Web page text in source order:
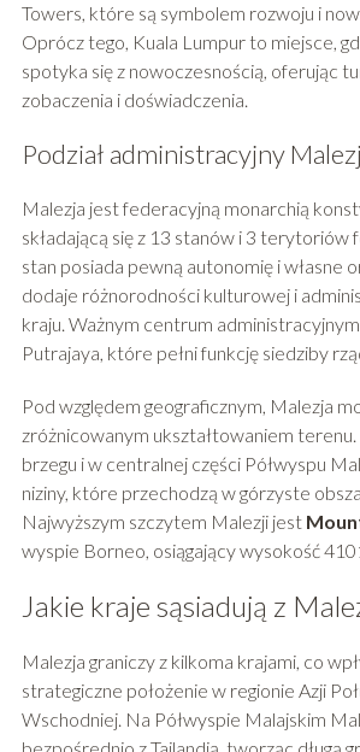
Towers, które są symbolem rozwoju i
Oprócz tego, Kuala Lumpur to miejsce,
spotyka się z nowoczesnością, oferując
zobaczenia i doświadczenia.
Podział administracyjny
Malezja jest federacyjną monarchią
składającą się z 13 stanów i 3 terytoriów
stan posiada pewną autonomię i własne
dodaje różnorodności kulturowej i
kraju. Ważnym centrum
Putrajaya, które pełni funkcję siedziby
Pod względem geograficznym, Malezja
zróżnicowanym ukształtowaniem
brzegu i w centralnej części Półwyspu
niziny, które przechodzą w górzyste
Najwyższym szczytem Malezji jest
wyspie Borneo, osiągający wysokość
Jakie kraje sąsiadują z
Malezja graniczy z kilkoma krajami, co
strategiczne położenie w regionie Azji
Wschodniej. Na Półwyspie Malajskim